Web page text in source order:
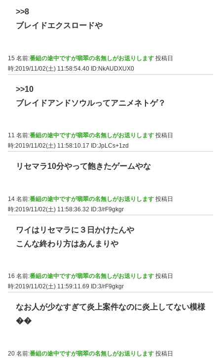
>>8
ブレイドエクスロードや
15 名前:番組の途中ですが翡翠の名無しがお送りします 投稿日
時:2019/11/02(土) 11:58:54.40 ID:NkAUDXUX0
>>10
ブレイドアンドソウルってアニメネトゲ？
11 名前:番組の途中ですが翡翠の名無しがお送りします 投稿日
時:2019/11/02(土) 11:58:10.17
ID:JpLCs+1zd
リセマラ10分やって飽きたゲームやな
14 名前:番組の途中ですが翡翠の名無しがお送りします 投稿日
時:2019/11/02(土) 11:58:36.32 ID:3/rF9gkgr
ワイはリセマラに３日かけたんや
こんな終わり方はあんまりや
16 名前:番組の途中ですが翡翠の名無しがお送りします 投稿日
時:2019/11/02(土) 11:59:11.69
ID:3/rF9gkgr
なお人が少なすぎて炎上案件なのに炎上してない模様
��
20 名前:番組の途中ですが翡翠の名無しがお送りします 投稿日